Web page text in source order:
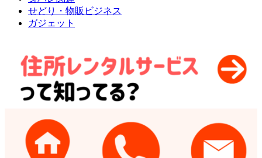
せどり・物販ビジネス
ガジェット